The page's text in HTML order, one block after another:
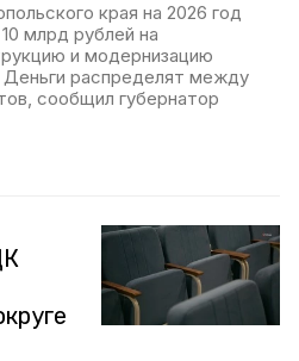
края на 2026 год
млрд рублей на
и модернизацию
распределят между
сообщил губернатор